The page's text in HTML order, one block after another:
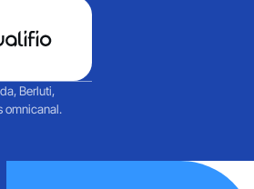
Berluti,
omnicanal.
sur une journée riche en échanges